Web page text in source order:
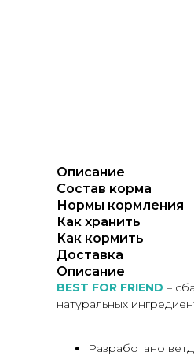
Описание
Состав корма
Нормы кормления
Как хранить
Как кормить
Доставка
Описание
BEST FOR FRIEND –
натуральных
Разработано